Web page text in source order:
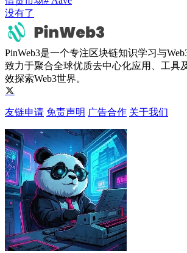
没有了
PinWeb3是一个专注区块链知识学习与
致力于聚合全球优质去中心化应用、工具
效探索Web3世界。
友链申请 免责声明 广告合作 关于我们